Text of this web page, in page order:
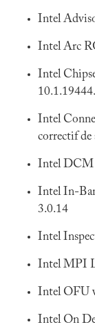
Intel
Intel Arc
Intel
Intel
correctif de
Intel DCM
Intel In-
3.0.14
Intel
Intel MPI
Intel OFU
Intel On